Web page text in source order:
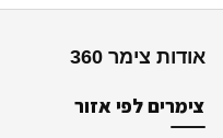
אודות צימר 360
צימרים לפי אזור